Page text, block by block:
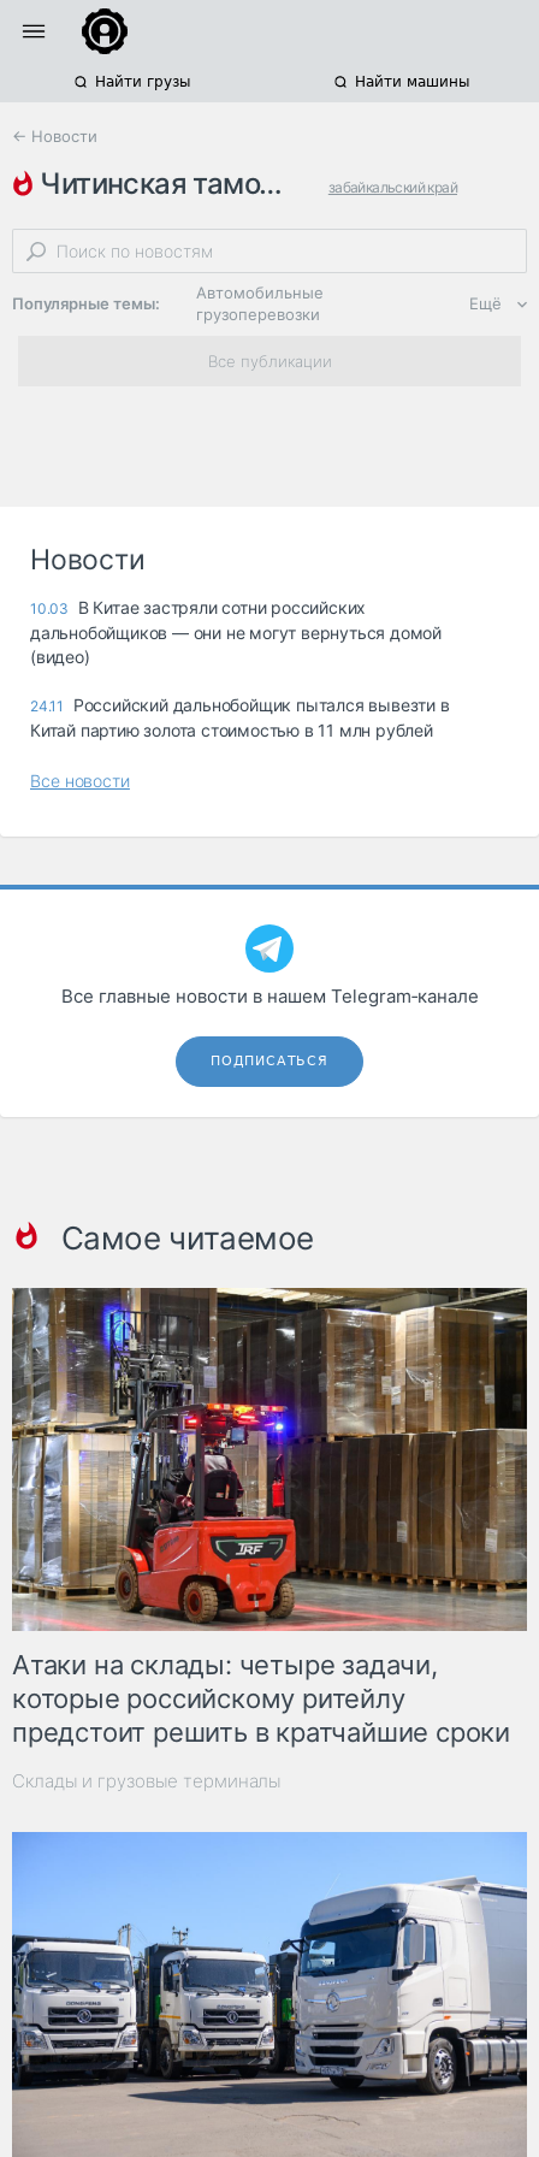
Найти грузы Найти машины
← Новости
читинская таможня забайкальский край
очереди на границе очереди грузовиков
Популярные темы:
Автомобильные
грузоперевозки
Региональная
логистика
опасные грузы
Таможня и ВЭД
Коммерческий
Автосервис,
запчасти, шины
автохимия
Ещё
Все публикации
Новости
10.03
В Китае застряли сотни российских
дальнобойщиков — они не могут вернуться домой
(видео)
24.11
Российский дальнобойщик пытался вывезти в
Китай партию золота стоимостью в 11 млн рублей
Все новости
Все главные новости в нашем Telegram‑канале
ПОДПИСАТЬСЯ
Самое читаемое
Атаки на склады: четыре задачи,
которые российскому ритейлу
предстоит решить в кратчайшие сроки
Склады и грузовые терминалы